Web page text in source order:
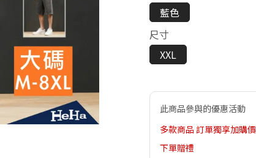
藍色
尺寸
XXL
此商品參與的優惠活動
多款商品 訂單獨享加購價
下單贈禮